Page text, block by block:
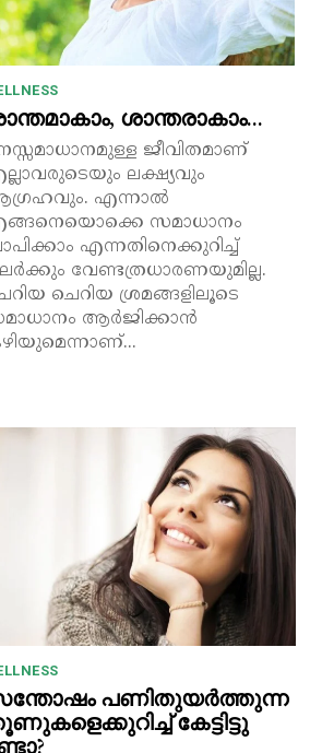
ശാന്തരാകാം…
ജീവിതമാണ്
ലക്ഷ്യവും
എന്നാൽ
സമാധാനം
എന്നതിനെക്കുറിച്ച്
വേണ്ടത്രധാരണയുമില്ല.
ചെറിയ ശ്രമങ്ങളിലൂടെ
ആർജിക്കാൻ
പണിതുയർത്തുന്ന
കേട്ടിട്ടു